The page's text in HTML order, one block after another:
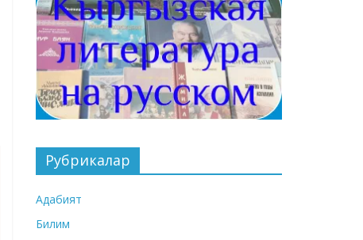
Рубрикалар
Адабият
Билим